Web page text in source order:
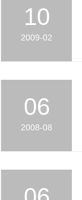
10
2009-02
06
2008-08